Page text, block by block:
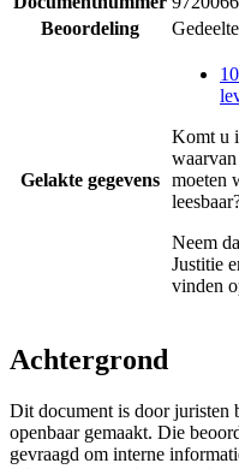
Beoordeling
Gelakte gegevens
Komt u
moeten
Neem
Justitie
vinden
Achtergrond
Dit document is door juristen
openbaar gemaakt. Die
gevraagd om interne